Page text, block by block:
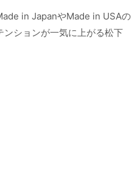
in JapanやMade in USAの
ンションが一気に上がる松下